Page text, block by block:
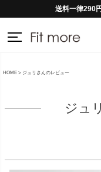
送料一律290
HOME ジュリさんのレビュー
ジュ